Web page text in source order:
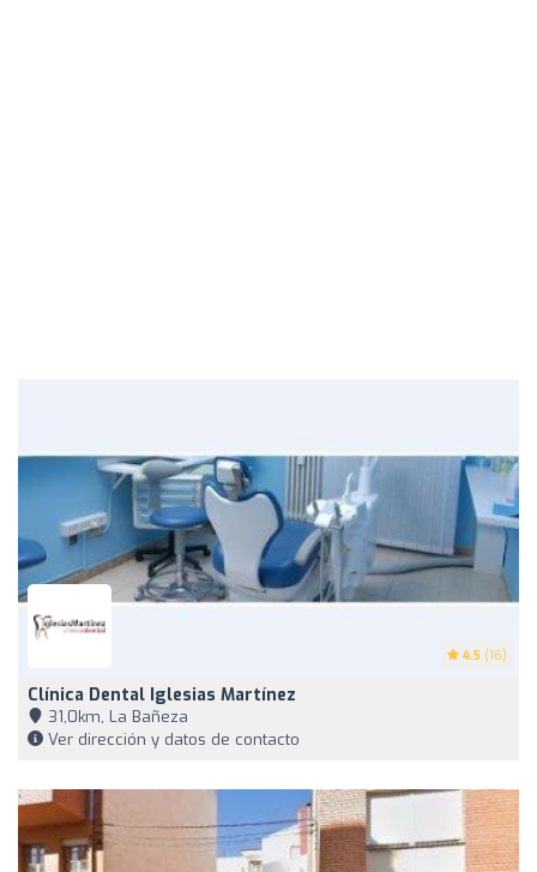
4.5 (16)
Clínica Dental Iglesias Martínez
31,0km, La Bañeza
Ver dirección y datos de contacto